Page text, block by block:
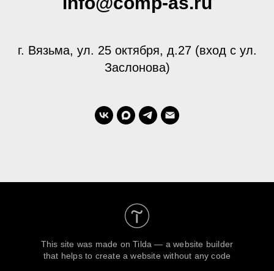
г. Вязьма, ул. 25 октября, д.27 (вход с ул.
Заслонова)
This site was made onTilda — a website builder
that helps to create a website without any code